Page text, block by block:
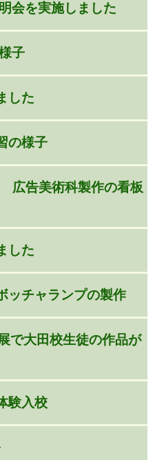
会を実施しました
子
した
の様子
広告美術科製作の看板
した
ッチャランプの製作
で大田校生徒の作品が
験入校